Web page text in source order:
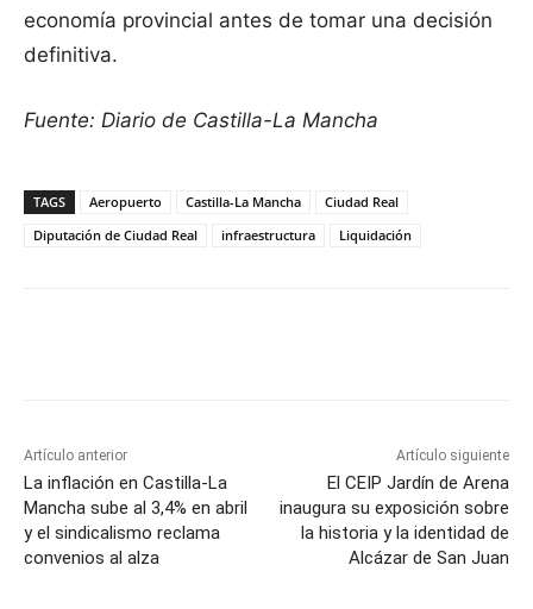
economía provincial antes de tomar una decisión
definitiva.
Fuente: Diario de Castilla-La Mancha
TAGS Aeropuerto Castilla-La Mancha
Ciudad Real
Diputación de Ciudad Real
infraestructura Liquidación
Artículo anterior
La inflación en Castilla-La
Mancha sube al 3,4% en abril
y el sindicalismo reclama
convenios al alza
Artículo siguiente
El CEIP Jardín de Arena
inaugura su exposición sobre
la historia y la identidad de
Alcázar de San Juan